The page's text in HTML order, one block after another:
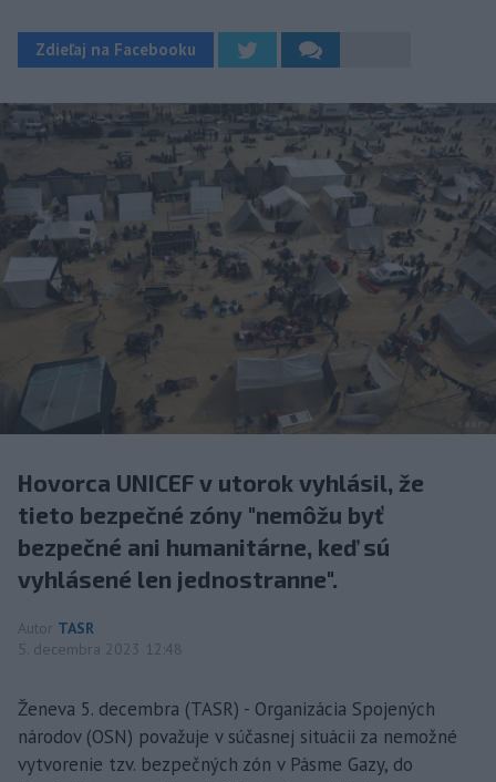
Zdieľaj na Facebooku
Hovorca UNICEF v utorok vyhlásil, že
tieto bezpečné zóny "nemôžu byť
bezpečné ani humanitárne, keď sú
vyhlásené len jednostranne".
Autor TASR
5. decembra 2023 12:48
Ženeva 5. decembra (TASR) - Organizácia Spojených
národov (OSN) považuje v súčasnej situácii za nemožné
vytvorenie tzv. bezpečných zón v Pásme Gazy, do